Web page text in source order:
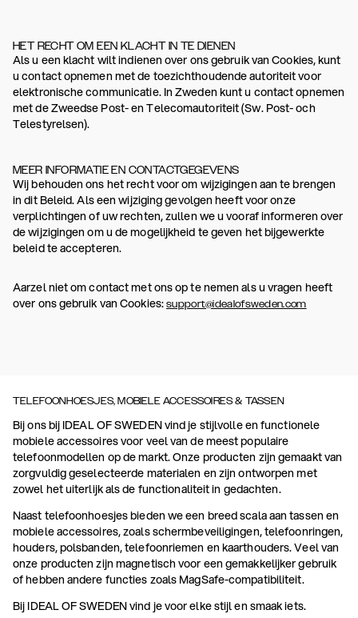
HET RECHT OM EEN KLACHT IN TE DIENEN
Als u een klacht wilt indienen over ons gebruik van Cookies, kunt
u contact opnemen met de toezichthoudende autoriteit voor
elektronische communicatie. In Zweden kunt u contact opnemen
met de Zweedse Post- en Telecomautoriteit (Sw. Post- och
Telestyrelsen).
MEER INFORMATIE EN CONTACTGEGEVENS
Wij behouden ons het recht voor om wijzigingen aan te brengen
in dit Beleid. Als een wijziging gevolgen heeft voor onze
verplichtingen of uw rechten, zullen we u vooraf informeren over
de wijzigingen om u de mogelijkheid te geven het bijgewerkte
beleid te accepteren.
Aarzel niet om contact met ons op te nemen als u vragen heeft
over ons gebruik van Cookies:support@idealofsweden.com
TELEFOONHOESJES, MOBIELE ACCESSOIRES & TASSEN
Bij ons bij IDEAL OF SWEDEN vind je stijlvolle en functionele
mobiele accessoires voor veel van de meest populaire
telefoonmodellen op de markt. Onze producten zijn gemaakt van
zorgvuldig geselecteerde materialen en zijn ontworpen met
zowel het uiterlijk als de functionaliteit in gedachten.
Naast telefoonhoesjes bieden we een breed scala aan tassen en
mobiele accessoires, zoals schermbeveiligingen, telefoonringen,
houders, polsbanden, telefoonriemen en kaarthouders. Veel van
onze producten zijn magnetisch voor een gemakkelijker gebruik
of hebben andere functies zoals MagSafe-compatibiliteit.
Bij IDEAL OF SWEDEN vind je voor elke stijl en smaak iets.